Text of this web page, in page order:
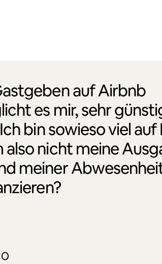
auf Airbnb
es mir, sehr
bin sowieso viel auf
also nicht meine
meiner